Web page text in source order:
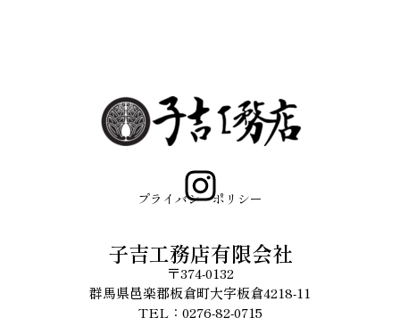
プライバシーポリシー
子吉工務店有限会社
〒374-0132
群馬県邑楽郡板倉町大字板倉4218-11
TEL：0276-82-0715